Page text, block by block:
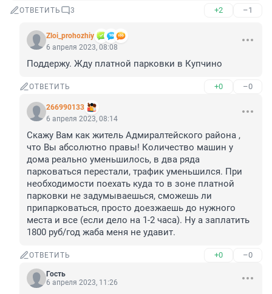
ОТВЕТИТЬ 3 +2 –1
Zloi_prohozhiy
6 апреля 2023, 08:08
Поддержу. Жду платной парковки в Купчино
ОТВЕТИТЬ +0 –0
266990133
6 апреля 2023, 08:14
Скажу Вам как житель Адмиралтейского района ,
что Вы абсолютно правы! Количество машин у
дома реально уменьшилось, в два ряда
парковаться перестали, трафик уменьшился. При
необходимости поехать куда то в зоне платной
парковки не задумываешься, сможешь ли
припарковаться, просто доезжаешь до нужного
места и все (если дело на 1-2 часа). Ну а заплатить
1800 руб/год жаба меня не удавит.
ОТВЕТИТЬ +0 –0
Гость
6 апреля 2023, 11:26